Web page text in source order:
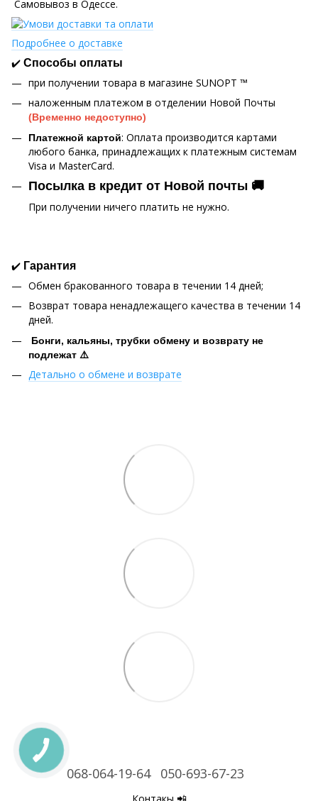
Самовывоз в Одессе.
Подробнее о доставке
✔️ Способы оплаты
при получении товара в магазине SUNOPT ™
наложенным платежом в отделении Новой Почты
(Временно недоступно)
Платежной картой: Оплата производится картами
любого банка, принадлежащих к платежным системам
Visa и MasterCard.
Посылка в кредит от Новой почты 🚚
При получении ничего платить не нужно.
✔️ Гарантия
Обмен бракованного товара в течении 14 дней;
Возврат товара ненадлежащего качества в течении 14
дней.
Бонги, кальяны, трубки обмену и возврату не
подлежат ⚠️
Детально о обмене и возврате
068-064-19-64 050-693-67-23